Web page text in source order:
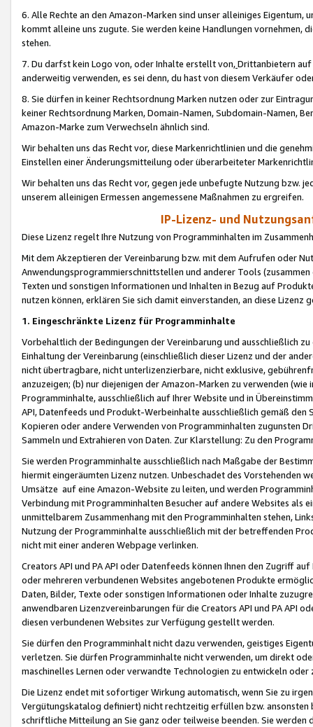
6. Alle Rechte an den Amazon-Marken sind unser alleiniges
kommt alleine uns zugute. Sie werden keine Handlungen vornehmen,
stehen.
7. Du darfst kein Logo von, oder Inhalte erstellt von,Drittanbietern auf
anderweitig verwenden, es sei denn, du hast von diesem Verkäufer
8. Sie dürfen in keiner Rechtsordnung Marken nutzen oder zur
keiner Rechtsordnung Marken, Domain-Namen, Subdomain-Namen,
Amazon-Marke zum Verwechseln ähnlich sind.
Wir behalten uns das Recht vor, diese Markenrichtlinien und die
Einstellen einer Änderungsmitteilung oder überarbeiteter
Wir behalten uns das Recht vor, gegen jede unbefugte Nutzung bzw.
unserem alleinigen Ermessen angemessene Maßnahmen zu ergreifen.
IP-Lizenz- und
Diese Lizenz regelt Ihre Nutzung von Programminhalten im
Mit dem Akzeptieren der Vereinbarung bzw. mit dem Aufrufen oder
Anwendungsprogrammierschnittstellen und anderer Tools (zusammen
Texten und sonstigen Informationen und Inhalten in Bezug auf
nutzen können, erklären Sie sich damit einverstanden, an diese Lizenz
1. Eingeschränkte Lizenz für Programminhalte
Vorbehaltlich der Bedingungen der Vereinbarung und ausschließlich
Einhaltung der Vereinbarung (einschließlich dieser Lizenz und der
nicht übertragbare, nicht unterlizenzierbare, nicht exklusive,
anzuzeigen; (b) nur diejenigen der Amazon-Marken zu verwenden
Programminhalte, ausschließlich auf Ihrer Website und in
API, Datenfeeds und Produkt-Werbeinhalte ausschließlich gemäß
Kopieren oder andere Verwenden von Programminhalten zugunsten
Sammeln und Extrahieren von Daten. Zur Klarstellung: Zu den
Sie werden Programminhalte ausschließlich nach Maßgabe der
hiermit eingeräumten Lizenz nutzen. Unbeschadet des Vorstehenden
Umsätze auf eine Amazon-Website zu leiten, und werden
Verbindung mit Programminhalten Besucher auf andere Websites als
unmittelbarem Zusammenhang mit den Programminhalten stehen,
Nutzung der Programminhalte ausschließlich mit der betreffenden
nicht mit einer anderen Webpage verlinken.
Creators API und PA API oder Datenfeeds können Ihnen den Zugriff
oder mehreren verbundenen Websites angebotenen Produkte
Daten, Bilder, Texte oder sonstigen Informationen oder Inhalte
anwendbaren Lizenzvereinbarungen für die Creators API und PA API
diesen verbundenen Websites zur Verfügung gestellt werden.
Sie dürfen den Programminhalt nicht dazu verwenden, geistiges
verletzen. Sie dürfen Programminhalte nicht verwenden, um direkt
maschinelles Lernen oder verwandte Technologien zu entwickeln
Die Lizenz endet mit sofortiger Wirkung automatisch, wenn Sie zu
Vergütungskatalog definiert) nicht rechtzeitig erfüllen bzw. ansonsten
schriftliche Mitteilung an Sie ganz oder teilweise beenden. Sie werden